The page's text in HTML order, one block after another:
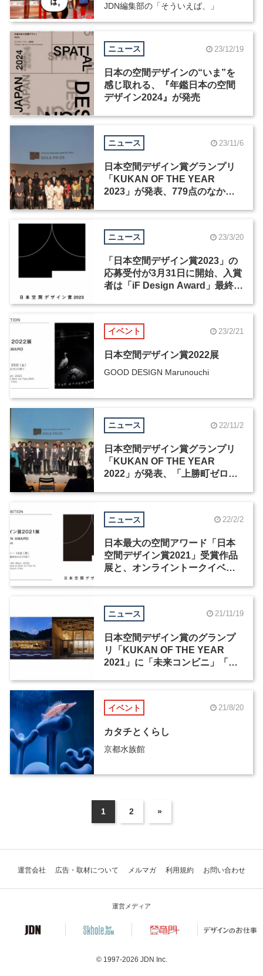
JDN編集部の「そういえば、」
ニュース 23/12/19
日本の空間デザインの“いま”を
感じ取れる、『年鑑日本の空間
デザイン2024』が発売
ニュース 23/11/6
日本空間デザイン賞グランプリ
「KUKAN OF THE YEAR
2023」が発表、779点のなかか
ニュース 23/3/20
「日本空間デザイン賞2023」の
応募受付が3月31日に開始、入賞
者は「iF Design Award」最終審
イベント 23/2/21
日本空間デザイン賞2022展
GOOD DESIGN Marunouchi
ニュース 22/11/2
日本空間デザイン賞グランプリ
「KUKAN OF THE YEAR
2022」が発表、「上勝町ゼロ・
ニュース 22/2/2
日本最大の空間アワード「日本
空間デザイン賞2021」受賞作品
展と、オンライントークイベン
ニュース 21/11/19
日本空間デザイン賞のグランプ
リ「KUKAN OF THE YEAR
2021」に「未来コンビニ」「神
イベント 21/8/20
カタチとくらし
京都水族館
1 2 »
運営会社 広告・取材について メルマガ 利用規約 お問い合わせ
運営メディア
© 1997-2026 JDN Inc.